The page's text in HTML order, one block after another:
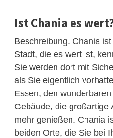
Ist Chania es
Beschreibung. Chania
Stadt, die es wert ist,
Sie werden dort mit
als Sie eigentlich
Essen, den
Gebäude, die großartige
mehr genießen. Chania
beiden Orte, die Sie bei